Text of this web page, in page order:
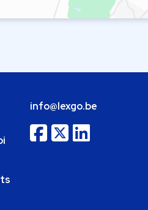
info@lexgo.be